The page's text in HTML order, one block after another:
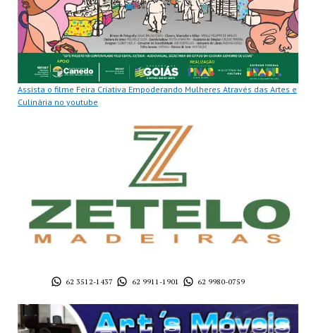
Assista o filme Feira Criativa Empoderando Mulheres Através das Artes e
Culinária no youtube
62 3512-1437 62 9911-1901 62 9980-0759